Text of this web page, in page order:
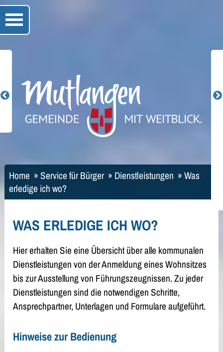
Home »Service für Bürger» Dienstleistungen »Was
erledige ich wo?
WAS ERLEDIGE ICH WO?
Hier erhalten Sie eine Übersicht über alle kommunalen
Dienstleistungen von der Anmeldung eines Wohnsitzes
bis zur Ausstellung von Führungszeugnissen. Zu jeder
Dienstleistungen sind die notwendigen Schritte,
Ansprechpartner, Unterlagen und Formulare aufgeführt.
Hinweise zur Bedienung